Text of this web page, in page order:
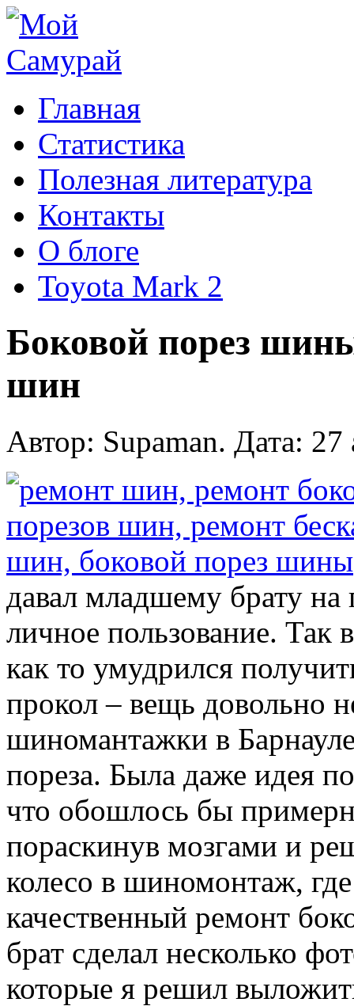
Главная
Статистика
Полезная литература
Контакты
О блоге
Toyota Mark 2
Боковой порез
шин
Автор: Supaman. Дата: 27
давал младшему брату
личное пользование. Так
как то умудрился
прокол – вещь довольно
шиномантажки в
пореза. Была даже идея
что обошлось бы
пораскинув мозгами и
колесо в шиномонтаж,
качественный ремонт
брат сделал несколько
которые я решил